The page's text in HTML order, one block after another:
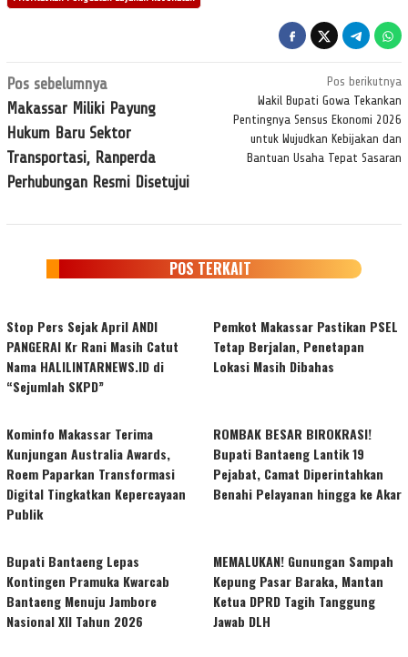
Navigasi
pos
Pos sebelumnya
Makassar Miliki Payung
Hukum Baru Sektor
Transportasi, Ranperda
Perhubungan Resmi Disetujui
Pos berikutnya
Wakil Bupati Gowa Tekankan
Pentingnya Sensus Ekonomi 2026
untuk Wujudkan Kebijakan dan
Bantuan Usaha Tepat Sasaran
POS TERKAIT
Stop Pers Sejak April ANDI
PANGERAI Kr Rani Masih Catut
Nama HALILINTARNEWS.ID di
“Sejumlah SKPD”
Pemkot Makassar Pastikan PSEL
Tetap Berjalan, Penetapan
Lokasi Masih Dibahas
Kominfo Makassar Terima
Kunjungan Australia Awards,
Roem Paparkan Transformasi
Digital Tingkatkan Kepercayaan
Publik
ROMBAK BESAR BIROKRASI!
Bupati Bantaeng Lantik 19
Pejabat, Camat Diperintahkan
Benahi Pelayanan hingga ke Akar
Bupati Bantaeng Lepas
Kontingen Pramuka Kwarcab
Bantaeng Menuju Jambore
Nasional XII Tahun 2026
MEMALUKAN! Gunungan Sampah
Kepung Pasar Baraka, Mantan
Ketua DPRD Tagih Tanggung
Jawab DLH